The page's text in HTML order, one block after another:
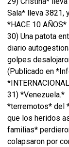
Sala* lleva 3821,
*HACE 10 AÑOS*
30) Una patota
diario
golpes
(Publicado en
31) *Venezuela.*
*terremotos* del
que los heridos
familias*
colapsaron por